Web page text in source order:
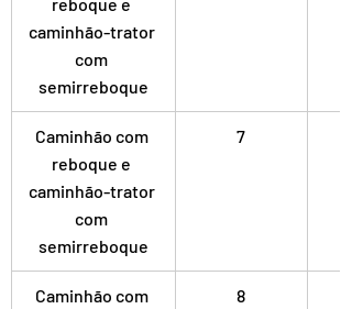
caminhão-trator
com
semirreboque
Caminhão com
reboque e
caminhão-trator
com
semirreboque
7
Caminhão com
8